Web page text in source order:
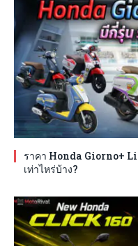
ราคา Honda Giorno+
เท่าไหร่บ้าง?